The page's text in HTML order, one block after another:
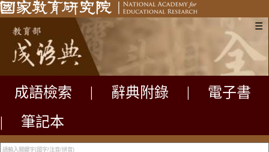
☰
成語檢索 辭典附錄
電子書
|
筆記本